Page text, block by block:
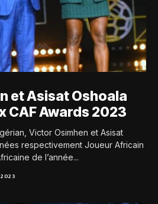
et Asisat Oshoala
CAF Awards 2023
Victor Osimhen et Asisat
respectivement Joueur Africain
de l’année...
2023